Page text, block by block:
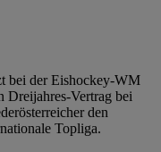
bei der Eishockey-WM
Dreijahres-Vertrag bei
den
Topliga.